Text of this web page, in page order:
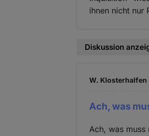
ihnen nicht nur
Diskussion
W.
Ach, was
Ach, was muss